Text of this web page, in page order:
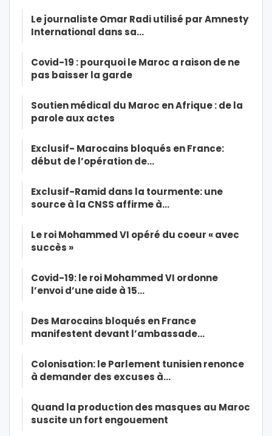
Le journaliste Omar Radi utilisé par Amnesty
International dans sa…
Covid-19 : pourquoi le Maroc a raison de ne
pas baisser la garde
Soutien médical du Maroc en Afrique : de la
parole aux actes
Exclusif- Marocains bloqués en France:
début de l’opération de…
Exclusif-Ramid dans la tourmente: une
source à la CNSS affirme à…
Le roi Mohammed VI opéré du coeur « avec
succès »
Covid-19: le roi Mohammed VI ordonne
l’envoi d’une aide à 15…
Des Marocains bloqués en France
manifestent devant l’ambassade…
Colonisation: le Parlement tunisien renonce
à demander des excuses à…
Quand la production des masques au Maroc
suscite un fort engouement